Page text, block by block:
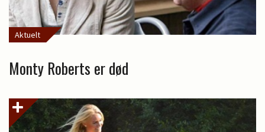
Aktuelt
Monty Roberts er død